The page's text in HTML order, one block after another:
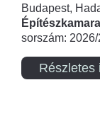
Budapest,
sorszám:
Részletes